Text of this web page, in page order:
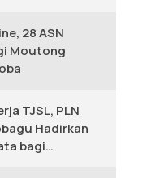
28 ASN
Moutong
TJSL, PLN
Hadirkan
bagi